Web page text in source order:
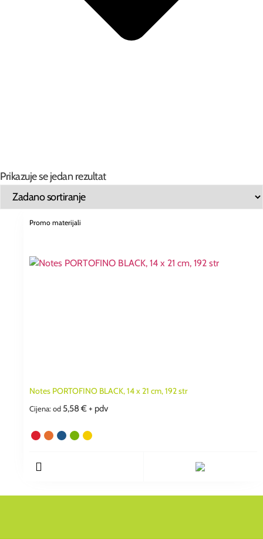
Prikazuje se jedan rezultat
Promo materijali
Notes PORTOFINO BLACK, 14 x 21 cm, 192 str
Cijena: od 5,58€+ pdv